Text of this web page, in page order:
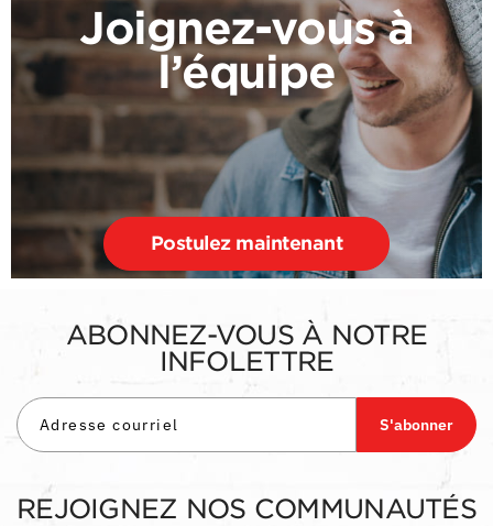
Joignez-vous à
l’équipe
Postulez maintenant
ABONNEZ-VOUS À NOTRE
INFOLETTRE
S'abonner
REJOIGNEZ NOS COMMUNAUTÉS